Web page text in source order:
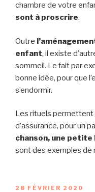
chambre de votre
sont à proscrire.
Outre
enfant, il existe
sommeil. Le fait par
bonne idée, pour que
s’endormir.
Les rituels
d’assurance, pour un
chanson, une petite
sont des exemples de
P
28 FÉVRIER 2020